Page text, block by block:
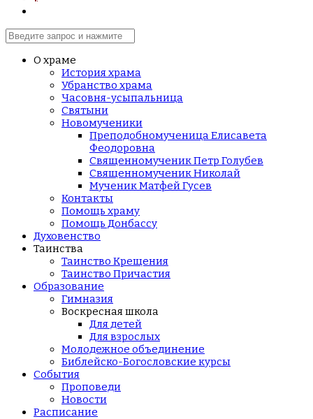
О храме
История храма
Убранство храма
Часовня-усыпальница
Святыни
Новомученики
Преподобномученица Елисавета
Феодоровна
Священномученик Петр Голубев
Священномученик Николай
Мученик Матфей Гусев
Контакты
Помощь храму
Помощь Донбассу
Духовенство
Таинства
Таинство Крещения
Таинство Причастия
Образование
Гимназия
Воскресная школа
Для детей
Для взрослых
Молодежное объединение
Библейско-Богословские курсы
События
Проповеди
Новости
Расписание